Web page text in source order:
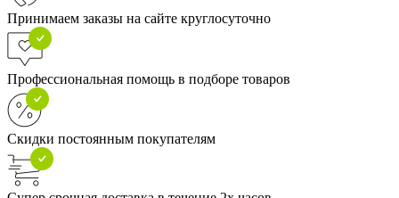
Принимаем заказы на сайте круглосуточно
Профессиональная помощь в подборе товаров
Скидки постоянным покупателям